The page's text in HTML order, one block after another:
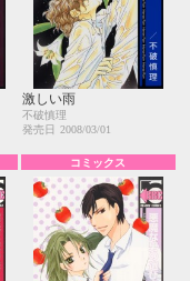
激しい雨
不破慎理
発売日
2008/03/01
コミックス